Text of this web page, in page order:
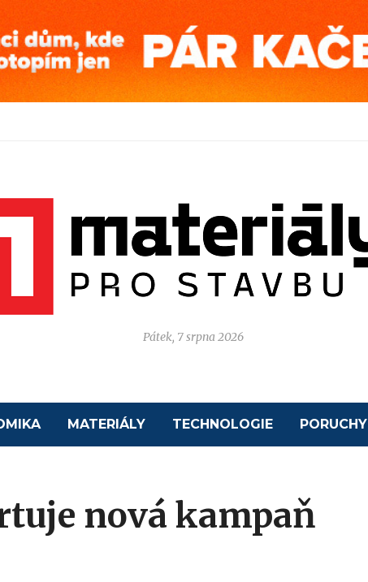
Pátek, 7 srpna 2026
MATERIÁLY TECHNOLOGIE PORUCHY
nová kampaň